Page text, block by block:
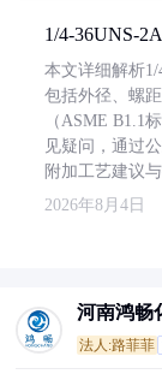
1/4-36UNS-
本文详细解析1/
包括外径、螺
（ASME B1.1
见疑问，通过
附加工艺建议
2026年8月4日
河南鸿畅
法人:路菲菲